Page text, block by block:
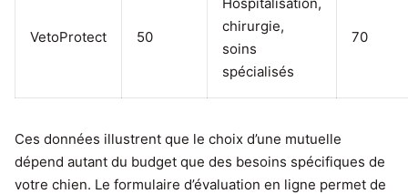
VetoProtect 50
chirurgie,
soins
spécialisés
70
Ces données illustrent que le choix d’une mutuelle
dépend autant du budget que des besoins spécifiques de
votre chien. Le formulaire d’évaluation en ligne permet de